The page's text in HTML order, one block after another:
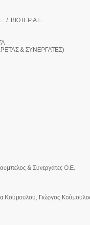
/ ΒΙΟΤΕΡ Α.Ε.
& ΣΥΝΕΡΓΑΤΕΣ)
& Συνεργάτες Ο.Ε.
Κούμουλου, Γιώργος